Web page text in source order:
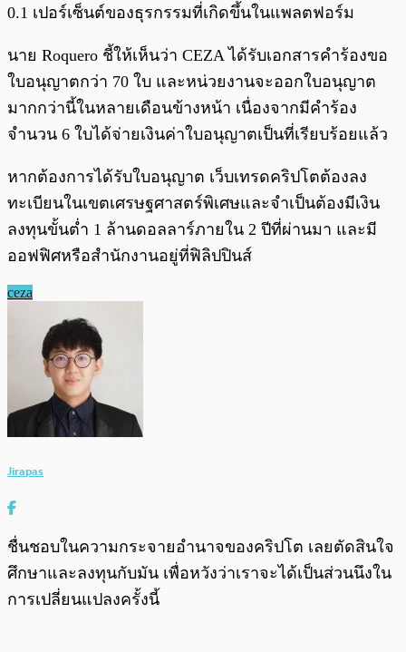
0.1 เปอร์เซ็นต์ของธุรกรรมที่เกิดขึ้นในแพลตฟอร์ม
นาย Roquero ชี้ให้เห็นว่า CEZA ได้รับเอกสารคำร้องขอ
ใบอนุญาตกว่า 70 ใบ และหน่วยงานจะออกใบอนุญาต
มากกว่านี้ในหลายเดือนข้างหน้า เนื่องจากมีคำร้อง
จำนวน 6 ใบได้จ่ายเงินค่าใบอนุญาตเป็นที่เรียบร้อยแล้ว
หากต้องการได้รับใบอนุญาต เว็บเทรดคริปโตต้องลง
ทะเบียนในเขตเศรษฐศาสตร์พิเศษและจำเป็นต้องมีเงิน
ลงทุนขั้นต่ำ 1 ล้านดอลลาร์ภายใน 2 ปีที่ผ่านมา และมี
ออฟฟิศหรือสำนักงานอยู่ที่ฟิลิปปินส์
ceza
Jirapas
ชื่นชอบในความกระจายอำนาจของคริปโต เลยตัดสินใจ
ศึกษาและลงทุนกับมัน เพื่อหวังว่าเราจะได้เป็นส่วนนึงใน
การเปลี่ยนแปลงครั้งนี้